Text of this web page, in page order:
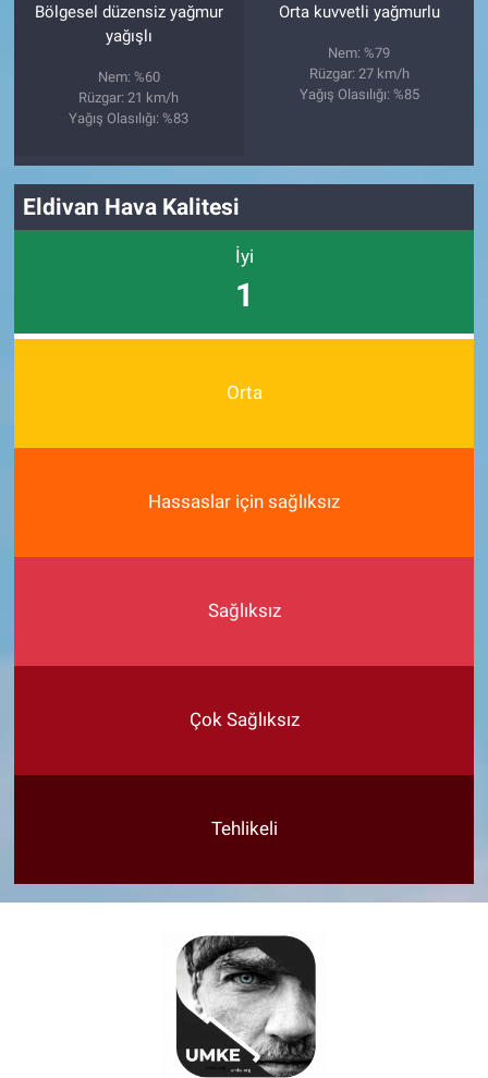
Bölgesel düzensiz yağmur
yağışlı
Nem: %60
Rüzgar: 21 km/h
Yağış Olasılığı: %83
Orta kuvvetli yağmurlu
Nem: %79
Rüzgar: 27 km/h
Yağış Olasılığı: %85
Eldivan Hava Kalitesi
İyi
1
Orta
Hassaslar için sağlıksız
Sağlıksız
Çok Sağlıksız
Tehlikeli